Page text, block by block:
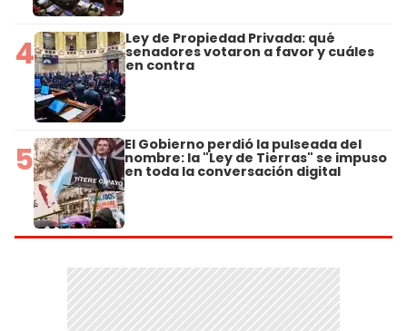
4 Ley de Propiedad Privada: qué
senadores votaron a favor y cuáles
en contra
5 El Gobierno perdió la pulseada del
nombre: la "Ley de Tierras" se impuso
en toda la conversación digital